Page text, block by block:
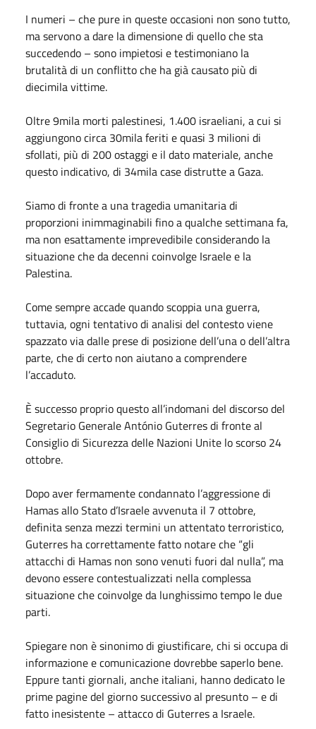
I numeri – che pure in queste occasioni non sono tutto,
ma servono a dare la dimensione di quello che sta
succedendo – sono impietosi e testimoniano la
brutalità di un conflitto che ha già causato più di
diecimila vittime.
Oltre 9mila morti palestinesi, 1.400 israeliani, a cui si
aggiungono circa 30mila feriti e quasi 3 milioni di
sfollati, più di 200 ostaggi e il dato materiale, anche
questo indicativo, di 34mila case distrutte a Gaza.
Siamo di fronte a una tragedia umanitaria di
proporzioni inimmaginabili fino a qualche settimana fa,
ma non esattamente imprevedibile considerando la
situazione che da decenni coinvolge Israele e la
Palestina.
Come sempre accade quando scoppia una guerra,
tuttavia, ogni tentativo di analisi del contesto viene
spazzato via dalle prese di posizione dell’una o dell’altra
parte, che di certo non aiutano a comprendere
l’accaduto.
È successo proprio questo all’indomani del discorso del
Segretario Generale António Guterres di fronte al
Consiglio di Sicurezza delle Nazioni Unite lo scorso 24
ottobre.
Dopo aver fermamente condannato l’aggressione di
Hamas allo Stato d’Israele avvenuta il 7 ottobre,
definita senza mezzi termini un attentato terroristico,
Guterres ha correttamente fatto notare che “gli
attacchi di Hamas non sono venuti fuori dal nulla”, ma
devono essere contestualizzati nella complessa
situazione che coinvolge da lunghissimo tempo le due
parti.
Spiegare non è sinonimo di giustificare, chi si occupa di
informazione e comunicazione dovrebbe saperlo bene.
Eppure tanti giornali, anche italiani, hanno dedicato le
prime pagine del giorno successivo al presunto – e di
fatto inesistente – attacco di Guterres a Israele.